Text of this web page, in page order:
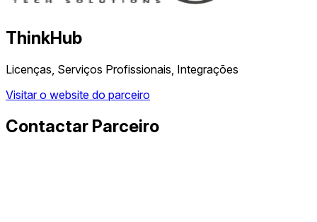
ThinkHub
Licenças, Serviços Profissionais, Integrações
Visitar o website do parceiro
Contactar Parceiro